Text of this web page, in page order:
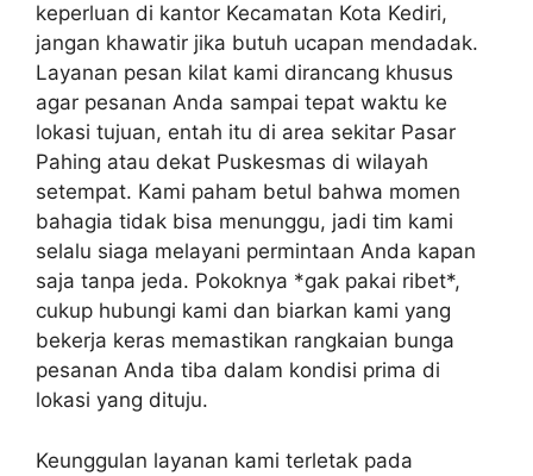
keperluan di kantor Kecamatan Kota Kediri,
jangan khawatir jika butuh ucapan mendadak.
Layanan pesan kilat kami dirancang khusus
agar pesanan Anda sampai tepat waktu ke
lokasi tujuan, entah itu di area sekitar Pasar
Pahing atau dekat Puskesmas di wilayah
setempat. Kami paham betul bahwa momen
bahagia tidak bisa menunggu, jadi tim kami
selalu siaga melayani permintaan Anda kapan
saja tanpa jeda. Pokoknya *gak pakai ribet*,
cukup hubungi kami dan biarkan kami yang
bekerja keras memastikan rangkaian bunga
pesanan Anda tiba dalam kondisi prima di
lokasi yang dituju.
Keunggulan layanan kami terletak pada